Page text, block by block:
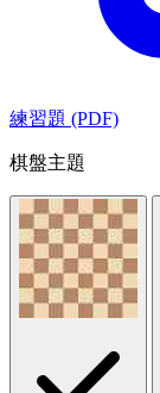
練習題 (PDF)
棋盤主題